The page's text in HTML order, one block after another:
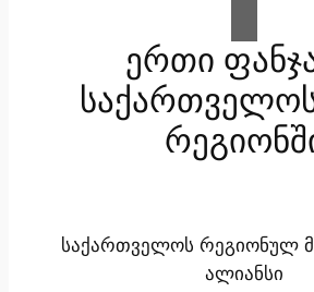
ერთი
საქართველოს რეგიონულ
ალიანსი